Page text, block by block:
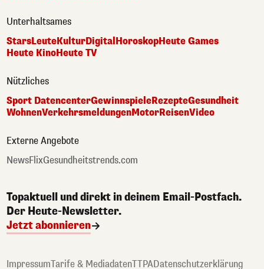
Unterhaltsames
StarsLeuteKulturDigital HoroskopHeute Games
Heute KinoHeute TV
Nützliches
Sport DatencenterGewinnspieleRezepteGesundheit
WohnenVerkehrsmeldungenMotorReisenVideo
Externe Angebote
NewsFlixGesundheitstrends.com
Topaktuell und direkt in deinem Email-Postfach.
Der Heute-Newsletter.
Jetzt abonnieren
ImpressumTarife & MediadatenTTPADatenschutzerklärung